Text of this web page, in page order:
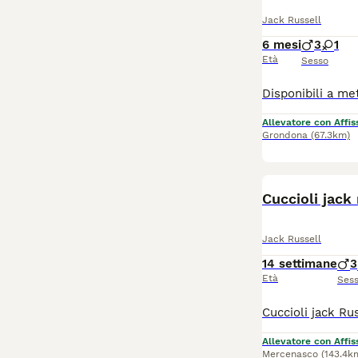
Jack Russell
6 mesi
Età
3 1
Sesso
Allevatore con
Grondona (67.3km)
Cuccioli jack
Jack Russell
14 settimane
Età
3
Allevatore con
Mercenasco